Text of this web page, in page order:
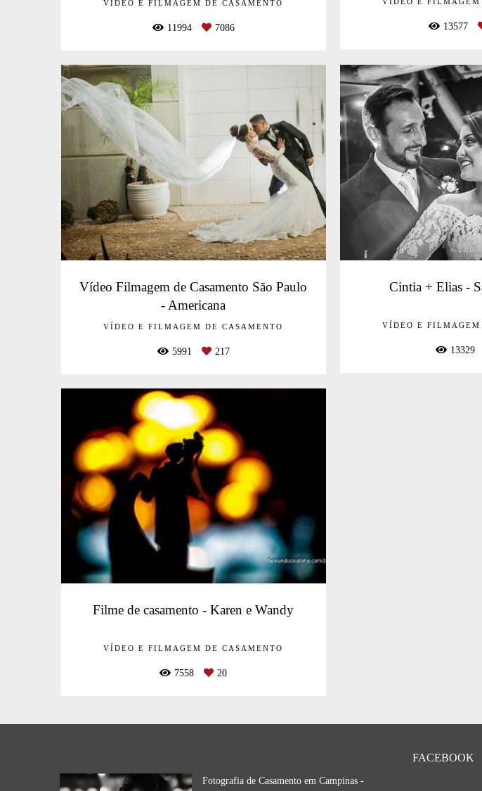
VÍDEO E FILMAGEM DE CASAMENTO
11994 7086
VÍDEO E FILMAGEM
13577
Vídeo Filmagem de Casamento São Paulo
- Americana
VÍDEO E FILMAGEM DE CASAMENTO
5991 217
Cintia + Elias -
VÍDEO E FILMAGEM
13329
Filme de casamento - Karen e Wandy
VÍDEO E FILMAGEM DE CASAMENTO
7558 20
Fotografia de Casamento em Campinas -
FACEBOOK